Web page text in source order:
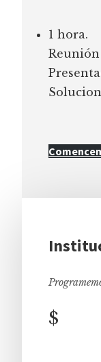
1 hora.
$